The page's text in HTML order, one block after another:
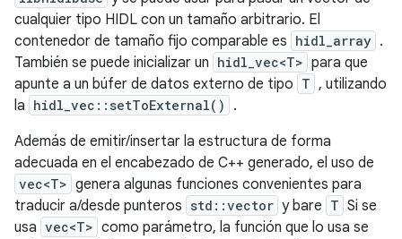
cualquier tipo HIDL con un tamaño arbitrario. El
contenedor de tamaño fijo comparable es hidl_array .
También se puede inicializar un hidl_vec<T> para que
apunte a un búfer de datos externo de tipo T , utilizando
la hidl_vec::setToExternal()
.
Además de emitir/insertar la estructura de forma
adecuada en el encabezado de C++ generado, el uso de
vec<T> genera algunas funciones convenientes para
traducir a/desde punteros std::vector y bare T Si se
usa vec<T> como parámetro, la función que lo usa se